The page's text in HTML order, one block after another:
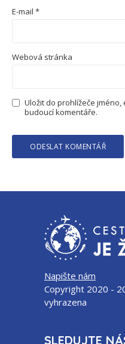
E-mail *
Webová stránka
Uložit do prohlížeče
budoucí komentáře.
Napište nám
Copyright 2020 -
vyhrazena
SLEDUJTE